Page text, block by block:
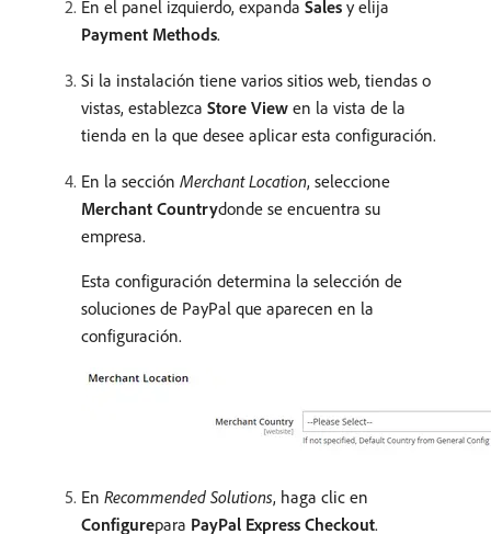
En el panel izquierdo, expanda Sales y elija
Payment Methods.
Si la instalación tiene varios sitios web, tiendas o
vistas, establezca Store View en la vista de la
tienda en la que desee aplicar esta configuración.
En la sección Merchant Location, seleccione
Merchant Country​donde se encuentra su
empresa.
Esta configuración determina la selección de
soluciones de PayPal que aparecen en la
configuración.
En Recommended Solutions, haga clic en
Configure​para PayPal Express Checkout.